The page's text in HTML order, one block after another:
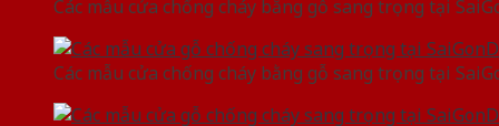
Các mẫu cửa chống cháy bằng gỗ sang trọng tại
Các mẫu cửa chống cháy bằng gỗ sang trọng tại